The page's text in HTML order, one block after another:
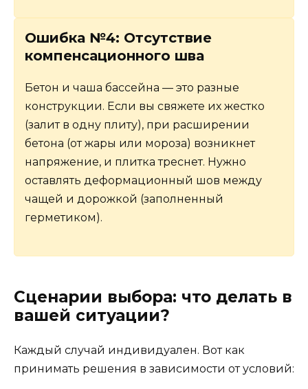
Ошибка №4: Отсутствие
компенсационного шва
Бетон и чаша бассейна — это разные
конструкции. Если вы свяжете их жестко
(залит в одну плиту), при расширении
бетона (от жары или мороза) возникнет
напряжение, и плитка треснет. Нужно
оставлять деформационный шов между
чащей и дорожкой (заполненный
герметиком).
Сценарии выбора: что делать в
вашей ситуации?
Каждый случай индивидуален. Вот как
принимать решения в зависимости от условий: